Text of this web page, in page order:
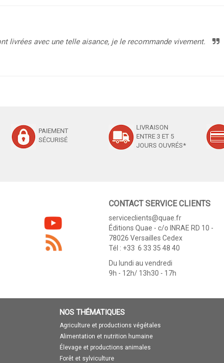
livrées avec une telle aisance, je le recommande vivement.
PAIEMENT
SÉCURISÉ
LIVRAISON
ENTRE 3 ET 5
JOURS OUVRÉS*
CONTACT SERVICE CLIENTS
serviceclients@quae.fr
Éditions Quae - c/o INRAE RD 10 -
78026 Versailles Cedex
Tél : +33 6 33 35 48 40
Du lundi au vendredi
9h - 12h/ 13h30 - 17h
NOS THÉMATIQUES
Agriculture et productions végétales
Alimentation et nutrition humaine
Élevage et productions animales
Forêt et sylviculture